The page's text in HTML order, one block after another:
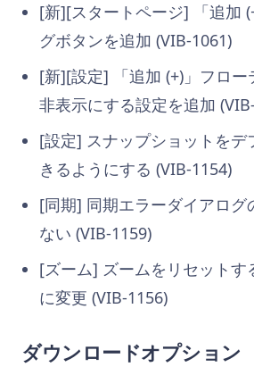
[新][スタートページ] 「追加
グボタンを追加 (VIB-1061)
[新][設定] 「追加 (+)」フロー
非表示にする設定を追加
[設定] スナップショットをデ
きるようにする (VIB-1154)
[同期] 同期エラーダイアログ
ない (VIB-1159)
[ズーム] ズームをリセットす
に変更 (VIB-1156)
ダウンロードオプション